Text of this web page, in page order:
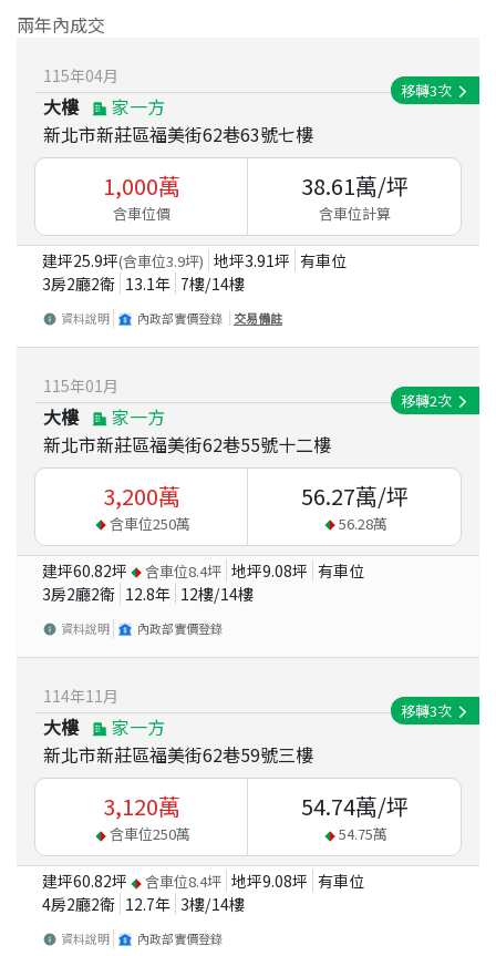
兩年內成交
115年04月
大樓
家一方
新北市新莊區福美街62巷63號七樓
移轉3次
1,000萬
含車位價
38.61萬/坪
含車位計算
建坪25.9坪(含車位3.9坪) 地坪3.91坪 有車位
3房2廳2衛 13.1年 7樓/14樓
資料說明 內政部實價登錄 交易備註
115年01 月
大樓
家一方
新北市新莊區福美街62巷55號十二樓
移轉2次
3,200萬
含車位250萬
56.27萬/坪
56.28萬
建坪60.82坪 含車位8.4坪 地坪9.08坪 有車位
3房2廳2衛 12.8年 12樓/14樓
資料說明 內政部實價登錄
114年11 月
大樓
家一方
新北市新莊區福美街62巷59號三樓
移轉3次
3,120萬
含車位250萬
54.74萬/坪
54.75萬
建坪60.82坪 含車位8.4坪 地坪9.08坪 有車位
4房2廳2衛 12.7年 3樓/14樓
資料說明 內政部實價登錄